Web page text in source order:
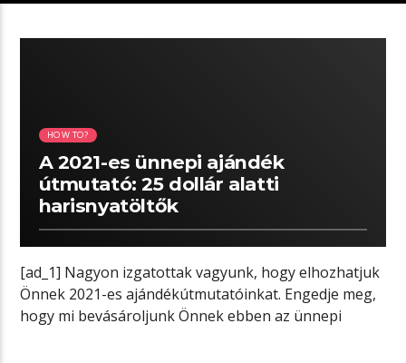
HOW TO?
A 2021-es ünnepi ajándék
útmutató: 25 dollár alatti
harisnyatöltők
[ad_1] Nagyon izgatottak vagyunk, hogy elhozhatjuk
Önnek 2021-es ajándékútmutatóinkat. Engedje meg,
hogy mi bevásároljunk Önnek ebben az ünnepi